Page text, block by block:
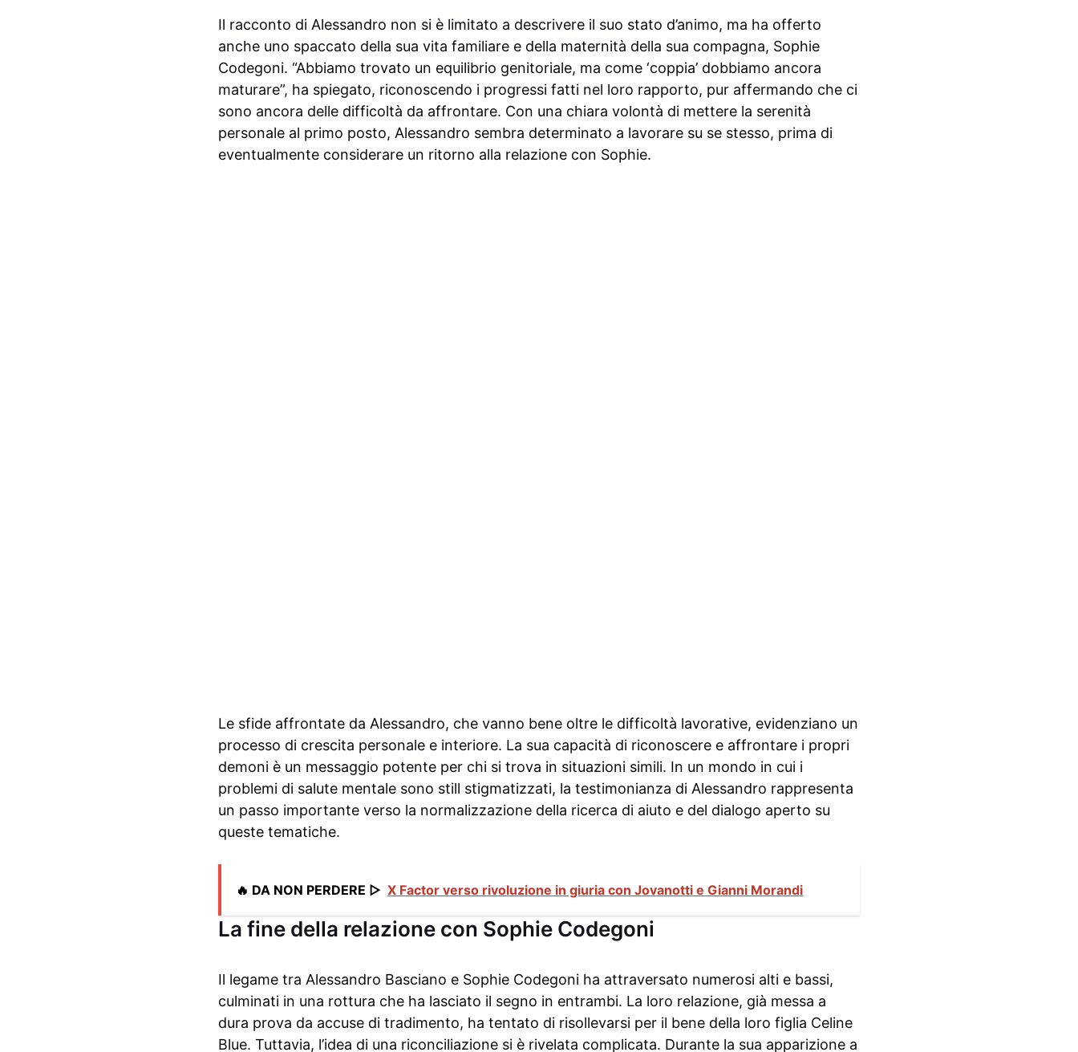
Il racconto di Alessandro non si è limitato a descrivere il suo stato d’animo, ma ha offerto
anche uno spaccato della sua vita familiare e della maternità della sua compagna, Sophie
Codegoni. “Abbiamo trovato un equilibrio genitoriale, ma come ‘coppia’ dobbiamo ancora
maturare”, ha spiegato, riconoscendo i progressi fatti nel loro rapporto, pur affermando che ci
sono ancora delle difficoltà da affrontare. Con una chiara volontà di mettere la serenità
personale al primo posto, Alessandro sembra determinato a lavorare su se stesso, prima di
eventualmente considerare un ritorno alla relazione con Sophie.
Le sfide affrontate da Alessandro, che vanno bene oltre le difficoltà lavorative, evidenziano un
processo di crescita personale e interiore. La sua capacità di riconoscere e affrontare i propri
demoni è un messaggio potente per chi si trova in situazioni simili. In un mondo in cui i
problemi di salute mentale sono still stigmatizzati, la testimonianza di Alessandro rappresenta
un passo importante verso la normalizzazione della ricerca di aiuto e del dialogo aperto su
queste tematiche.
🔥 DA NON PERDERE ▷ X Factor verso rivoluzione in giuria con Jovanotti e Gianni Morandi
La fine della relazione con Sophie Codegoni
Il legame tra Alessandro Basciano e Sophie Codegoni ha attraversato numerosi alti e bassi,
culminati in una rottura che ha lasciato il segno in entrambi. La loro relazione, già messa a
dura prova da accuse di tradimento, ha tentato di risollevarsi per il bene della loro figlia Celine
Blue. Tuttavia, l’idea di una riconciliazione si è rivelata complicata. Durante la sua apparizione a